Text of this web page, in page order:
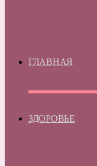
ГЛАВНАЯ
ЗДОРОВЬЕ